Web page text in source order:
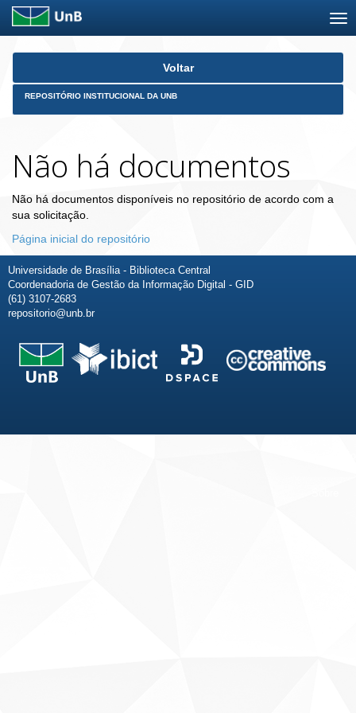
Skip
Voltar
REPOSITÓRIO INSTITUCIONAL DA UNB
Não há documentos
Não há documentos disponíveis no repositório de acordo com a
sua solicitação.
Página inicial do repositório
Universidade de Brasília - Biblioteca Central
Coordenadoria de Gestão da Informação Digital - GID
(61) 3107-2683
repositorio@unb.br